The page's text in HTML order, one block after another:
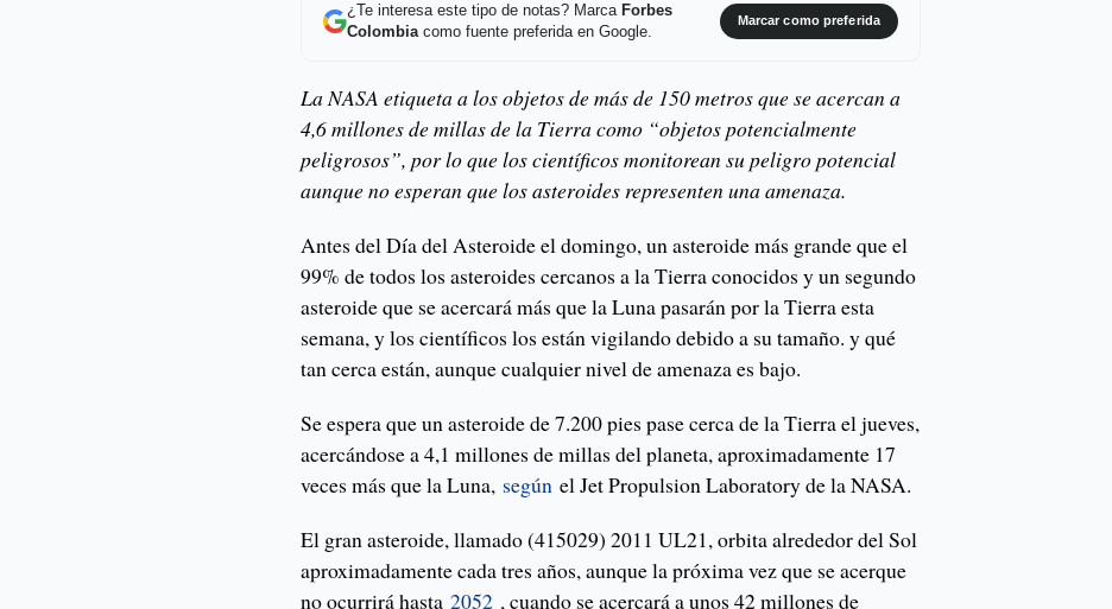
¿Te interesa este tipo de notas? Marca Forbes
Colombiacomo fuente preferida en Google.
Marcar como preferida
La NASA etiqueta a los objetos de más de 150 metros que se acercan a
4,6 millones de millas de la Tierra como “objetos potencialmente
peligrosos”, por lo que los científicos monitorean su peligro potencial
aunque no esperan que los asteroides representen una amenaza.
Antes del Día del Asteroide el domingo, un asteroide más grande que el
99% de todos los asteroides cercanos a la Tierra conocidos y un segundo
asteroide que se acercará más que la Luna pasarán por la Tierra esta
semana, y los científicos los están vigilando debido a su tamaño. y qué
tan cerca están, aunque cualquier nivel de amenaza es bajo.
Se espera que un asteroide de 7.200 pies pase cerca de la Tierra el jueves,
acercándose a 4,1 millones de millas del planeta, aproximadamente 17
veces más que la Luna, según el Jet Propulsion Laboratory de la NASA.
El gran asteroide, llamado (415029) 2011 UL21, orbita alrededor del Sol
aproximadamente cada tres años, aunque la próxima vez que se acerque
no ocurrirá hasta2052 , cuando se acercará a unos 42 millones de